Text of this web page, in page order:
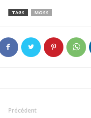
TAGS MOSS
Précédent